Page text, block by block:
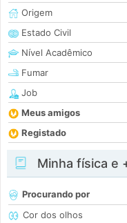
Origem
Estado Civil
Nível Acadêmico
Fumar
Job
Meus amigos
Registado
Minha física e
Procurando por
Cor dos olhos